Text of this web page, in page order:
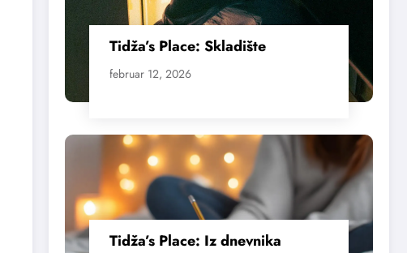
Tidža’s Place: Skladište
februar 12, 2026
Tidža’s Place: Iz dnevnika